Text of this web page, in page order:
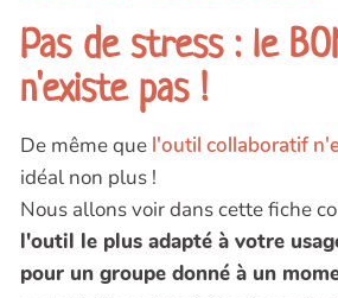
Pas de stress : le
n'existe pas !
De même que l'outil collaboratif
idéal non plus !
Nous allons voir dans cette fiche
l'outil le plus adapté à votre
pour un groupe donné à un